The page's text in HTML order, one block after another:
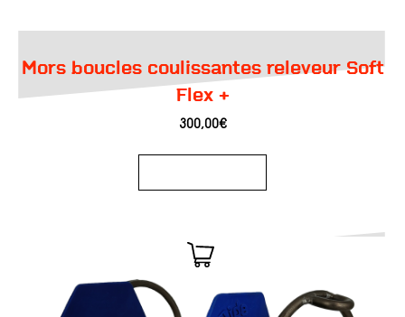
Mors boucles coulissantes releveur Soft
Flex +
300,00€